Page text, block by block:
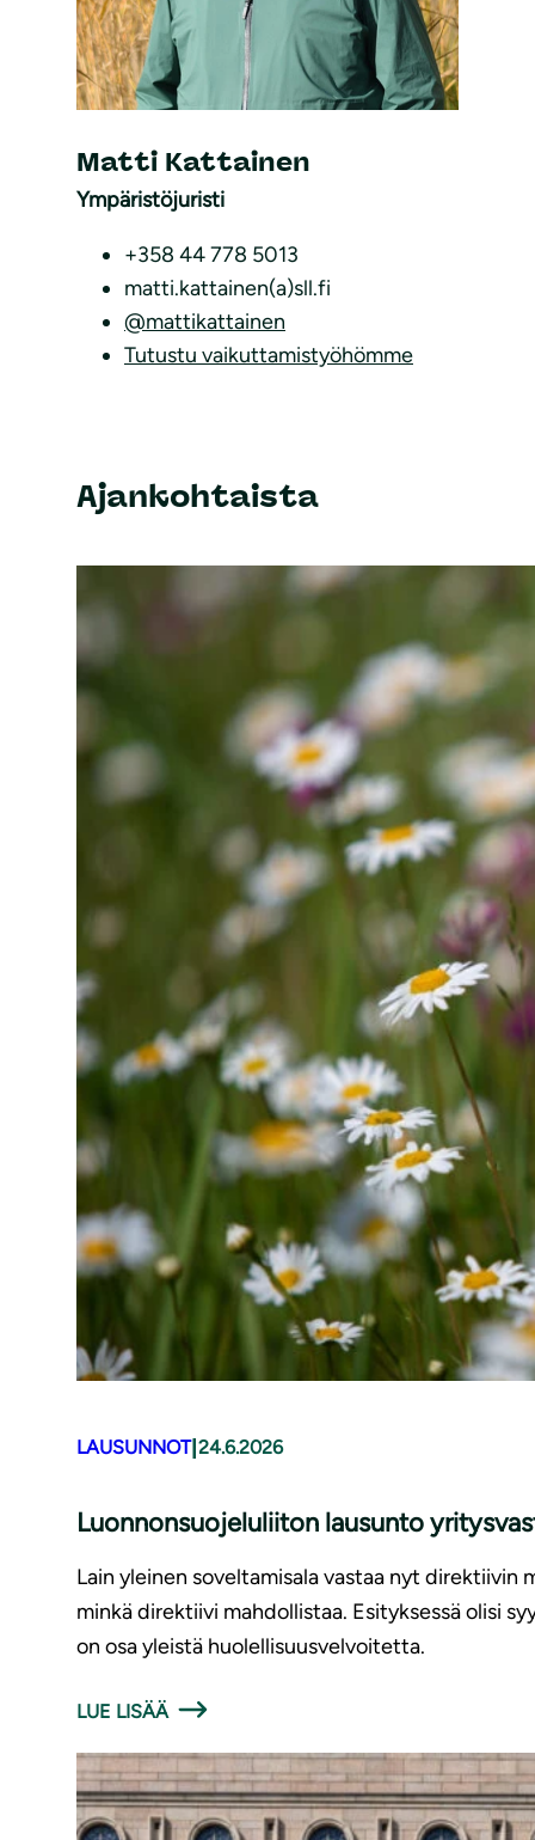
Ympäristöjuristi
Matti Kattainen
+358 44 778 5013
matti.kattainen(a)sll.fi
@mattikattainen
Tutustu vaikuttamistyöhömme
Ajankohtaista
LAUSUNNOT| 24.6.2026
Luonnonsuojeluliiton lausunto
Lain yleinen soveltamisala vastaa nyt direktiivin
minkä direktiivi mahdollistaa. Esityksessä olisi
on osa yleistä huolellisuusvelvoitetta.
LUE LISÄÄ